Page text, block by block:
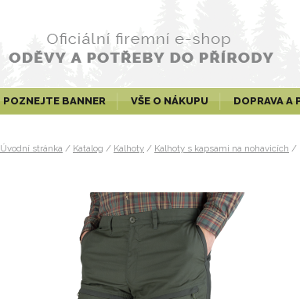
POZNEJTE BANNER VŠE O NÁKUPU DOPRAVA A
Úvodní stránka / Katalog / Kalhoty / Kalhoty s kapsami na nohavicích /